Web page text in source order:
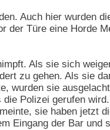
Auch hier wurden
Türe eine Horde
Als sie sich
zu gehen. Als sie
wurden sie
Polizei gerufen
sie haben jetzt
Eingang der Bar